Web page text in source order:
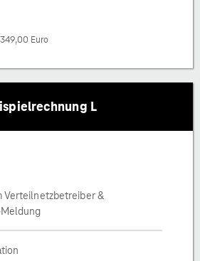
Euro
L
Verteilnetzbetreiber &